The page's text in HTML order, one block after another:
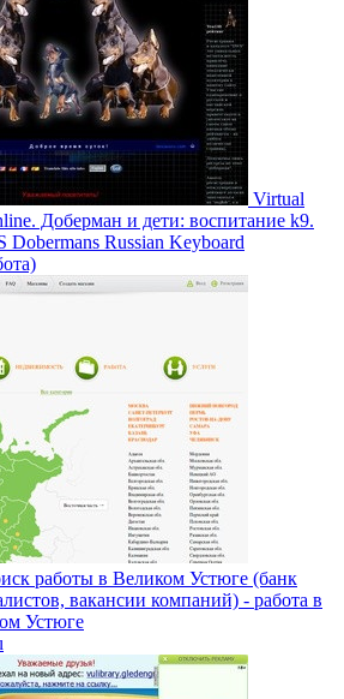
Virtual
Доберман и дети: воспитание k9.
Dobermans Russian Keyboard
работы в Великом Устюге (банк
вакансии компаний) - работа в
Устюге